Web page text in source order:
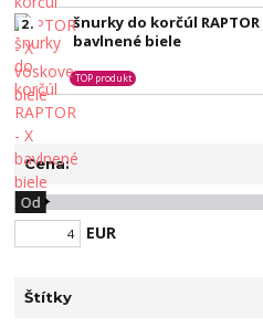
2.
šnurky do korčúl RAPTOR
bavlnené biele
TOP produkt
Cena:
EUR
Od
Štítky